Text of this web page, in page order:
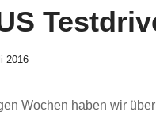
2016
Wochen haben wir